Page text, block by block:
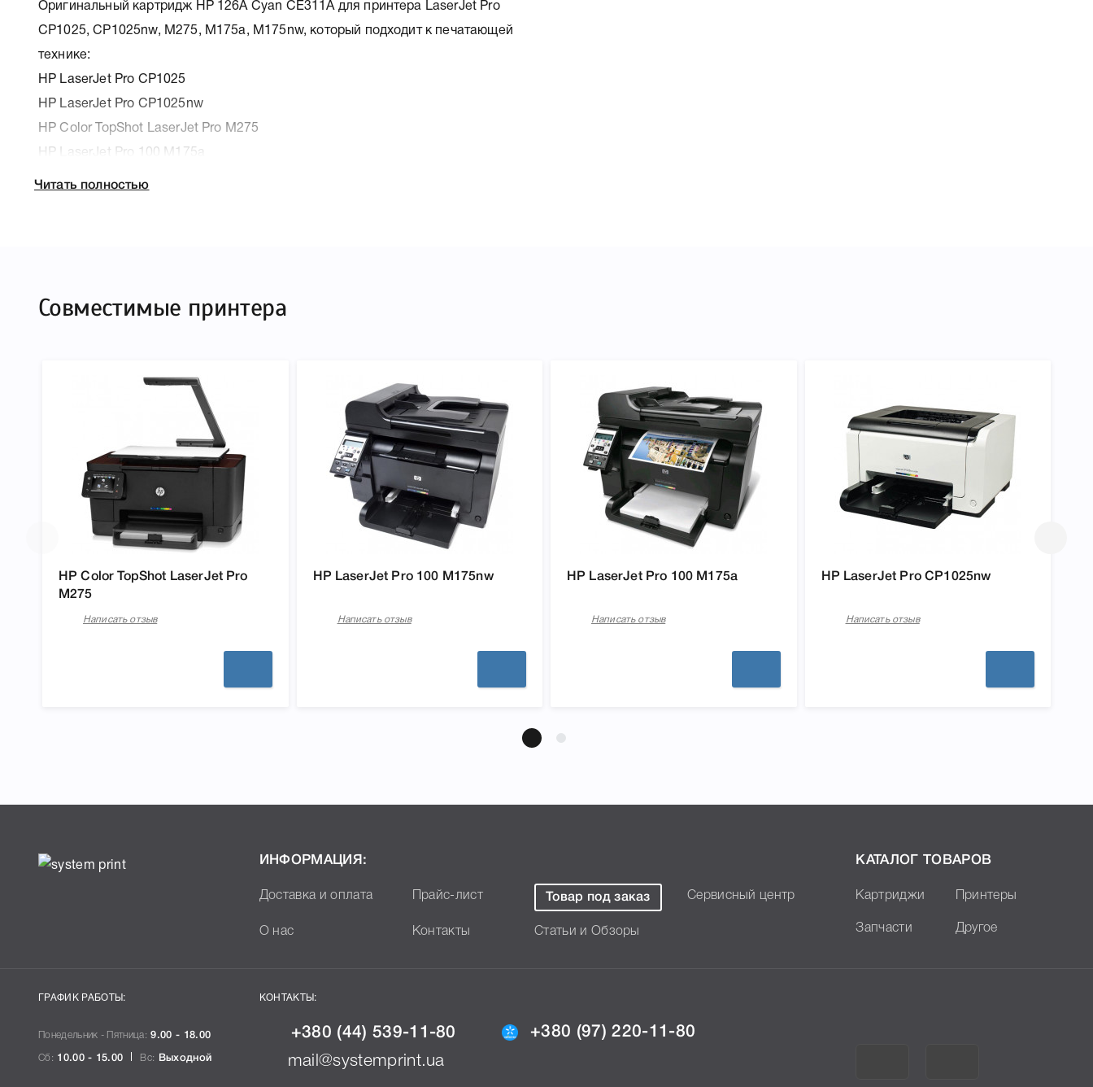
Оригинальный картридж HP 126A Cyan CE311A для принтера LaserJet Pro
CP1025, CP1025nw, M275, M175a, M175nw, который подходит к печатающей
технике:
HP LaserJet Pro CP1025
HP LaserJet Pro CP1025nw
HP Color TopShot LaserJet Pro M275
HP LaserJet Pro 100 M175a
HP LaserJet Pro 100 M175nw
Читать полностью
Совместимые принтера
HP Color TopShot LaserJet Pro
M275
Написать отзыв
HP LaserJet Pro 100 M175nw
Написать отзыв
HP LaserJet Pro 100 M175a
Написать отзыв
HP LaserJet Pro CP1025nw
Написать отзыв
ИНФОРМАЦИЯ:
Доставка и оплата Прайс-лист Товар под заказ Сервисный центр
О нас Контакты Статьи и Обзоры
КАТАЛОГ ТОВАРОВ
Картриджи Принтеры
Запчасти Другое
ГРАФИК РАБОТЫ:
Понедельник - Пятница: 9.00 - 18.00
Сб: 10.00 - 15.00 Вс: Выходной
КОНТАКТЫ:
+380 (44) 539-11-80
+380 (97) 220-11-80
mail@systemprint.ua